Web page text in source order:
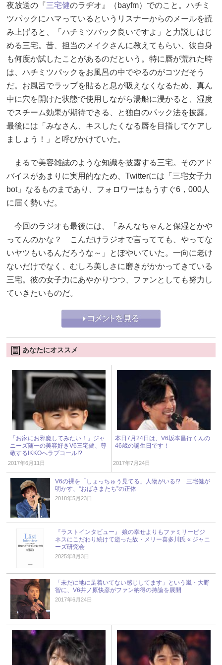
夜放送の『三宅健のラヂオ』（bayfm）でのこと。ハチミ
ツパックにハマっているというリスナーからのメールを読
み上げると、「ハチミツパック良いですよ」と力説しはじ
める三宅。昔、担当のメイクさんに教えてもらい、彼自身
も何度か試したことがあるのだという。特に唇が荒れた時
は、ハチミツパックをお風呂の中でやるのがコツだそう
だ。お風呂でラップを貼ると息が吸えなくなるため、真ん
中に穴を開けた状態で使用しながら湯船に浸かると、湿度
でスチーム効果が期待できる、と独自のパック法を披露。
最後には「みなさん、キスしたくなる唇を目指してケアし
ましょう！」と呼びかけていた。
まるで美容雑誌のような知識を披露する三宅。そのアド
バイスがあまりに実用的なため、Twitterには「三宅女子力
bot」なるものまであり、フォロワーはもうすぐ6，000人
に届く勢いだ。
今回のラジオも最後には、「みんなちゃんと保湿とかや
ってんのかな？ こんだけラジオで言ってても、やってな
いヤツもいるんだろうな～」とぼやいていた。一向に老け
ないだけでなく、むしろ美しさに磨きがかかってきている
三宅。彼の女子力にあやかりつつ、ファンとしても努力し
ていきたいものだ。
あなたにオススメ
「お家にお邪魔してみたい！」ジャ
ニーズ随一の美容好きV6三宅健、尊
敬するIKKOへラブコール!?
2017年6月11日
本日7月24日は、V6坂本昌行くんの
46歳の誕生日です！
2017年7月24日
V6の裸を「しょっちゅう見てる」人物がいる!? 三宅健が
明かす、“おばさまたち”の正体
2018年5月23日
『ラストインタビュー』 娘の幸せよりもファミリービジ
ネスにこだわり続けて逝った故・メリー喜多川氏 « ジャニ
ーズ研究会
2025年8月3日
「未だに地に足着いてない感じしてます」という嵐・大野
智に、V6井ノ原快彦がファン納得の持論を展開
2017年6月24日